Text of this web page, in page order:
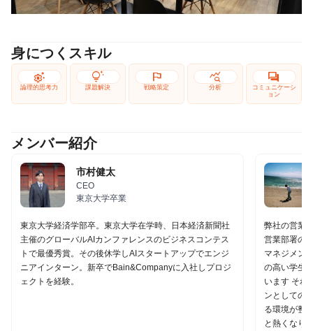
身につくスキル
settings_suggest
論理的思考力
tips_and_updates
課題解決
flag
戦略策定
query_stats
分析
forum
コミュニケーシ
ョン
メンバー紹介
市村健太
CEO
東京大学卒業
東京大学経済学部卒。東京大学在学時、日本経済新聞社
主催のグローバルAIカンファレンスのビジネスコンテス
トで最優秀賞。その後休学しAIスタートアップでエンジ
ニアインターン。新卒でBain&Companyに入社しプロジ
ェクトを経験。
弊社の営業
営業部署の
マネジメン
の高い学生
います それ
ンとしての
る環境が整
と熱くなり